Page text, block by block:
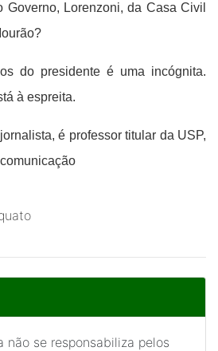
Governo, Lorenzoni, da Casa Civil
do presidente é uma incógnita.
à espreita.
é professor titular da USP,
não se responsabiliza pelos